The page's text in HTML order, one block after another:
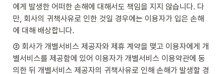
에게 발생한 어떠한 손해에 대해서도 책임을 지지 않습니다. 다
만, 회사의 귀책사유로 인한 것일 경우에는 이용자가 입은 손해
에 대해 배상합니다.
② 회사가 개별서비스 제공자와 제휴 계약을 맺고 이용자에게 개
별서비스를 제공함에 있어 이용자가 개별서비스 이용약관에 동
의한 뒤 개별서비스 제공자의 귀책사유로 인해 손해가 발생할 경